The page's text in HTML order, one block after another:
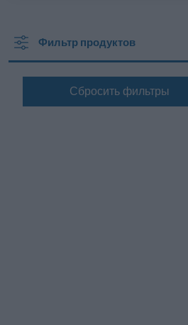
Фильтр продуктов
Сбросить фильтры